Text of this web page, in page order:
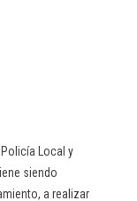
Local y
siendo
a realizar